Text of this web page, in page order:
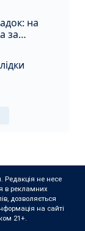
на
за
Редакція не несе
в рекламних
дозволяється
на сайті
21+.